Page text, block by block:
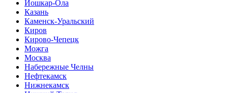
Йошкар-Ола
Казань
Каменск-Уральский
Киров
Кирово-Чепецк
Можга
Москва
Набережные Челны
Нефтекамск
Нижнекамск